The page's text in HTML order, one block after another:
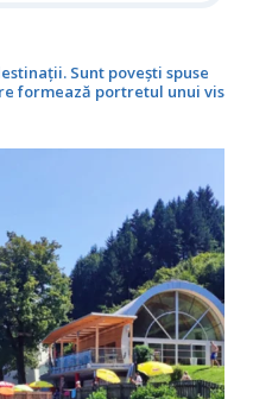
Sunt povești spuse
formează portretul unui vis